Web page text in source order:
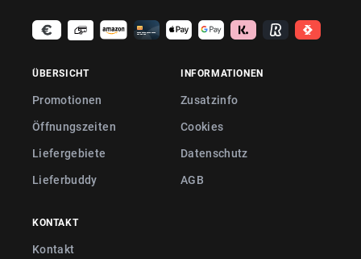
ÜBERSICHT
Promotionen
Öffnungszeiten
Liefergebiete
Lieferbuddy
INFORMATIONEN
Zusatzinfo
Cookies
Datenschutz
AGB
KONTAKT
Kontakt